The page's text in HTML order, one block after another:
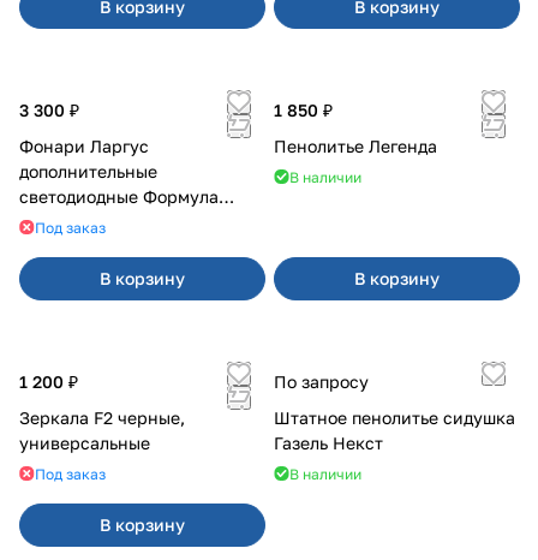
В корзину В корзину
3 300 ₽
Фонари Ларгус
дополнительные
светодиодные Формула
Света
Под заказ
В корзину
1 850 ₽
Пенолитье Легенда
В наличии
В корзину
1 200 ₽
Зеркала F2 черные,
универсальные
Под заказ
В корзину
По запросу
Штатное пенолитье сидушка
Газель Некст
В наличии